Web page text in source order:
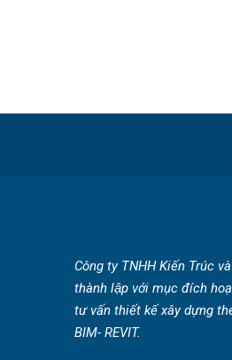
Công ty TNHH Kiến Trúc
thành lập với mục đích
tư vấn thiết kế xây dựng
BIM- REVIT.